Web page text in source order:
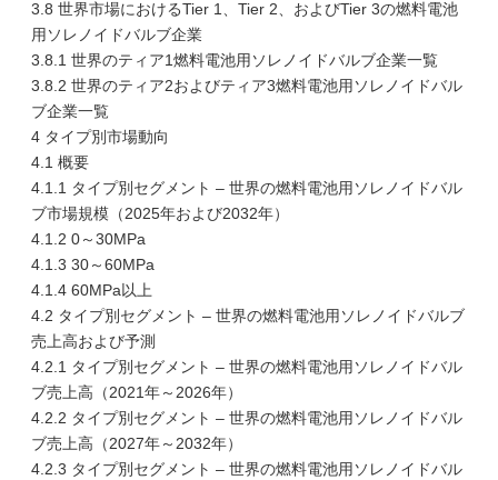
3.8 世界市場におけるTier 1、Tier 2、およびTier 3の燃料電池
用ソレノイドバルブ企業
3.8.1 世界のティア1燃料電池用ソレノイドバルブ企業一覧
3.8.2 世界のティア2およびティア3燃料電池用ソレノイドバル
ブ企業一覧
4 タイプ別市場動向
4.1 概要
4.1.1 タイプ別セグメント – 世界の燃料電池用ソレノイドバル
ブ市場規模（2025年および2032年）
4.1.2 0～30MPa
4.1.3 30～60MPa
4.1.4 60MPa以上
4.2 タイプ別セグメント – 世界の燃料電池用ソレノイドバルブ
売上高および予測
4.2.1 タイプ別セグメント – 世界の燃料電池用ソレノイドバル
ブ売上高（2021年～2026年）
4.2.2 タイプ別セグメント – 世界の燃料電池用ソレノイドバル
ブ売上高（2027年～2032年）
4.2.3 タイプ別セグメント – 世界の燃料電池用ソレノイドバル